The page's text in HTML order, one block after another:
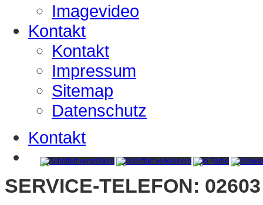
Imagevideo
Kontakt
Kontakt
Impressum
Sitemap
Datenschutz
Kontakt
SERVICE-TELEFON: